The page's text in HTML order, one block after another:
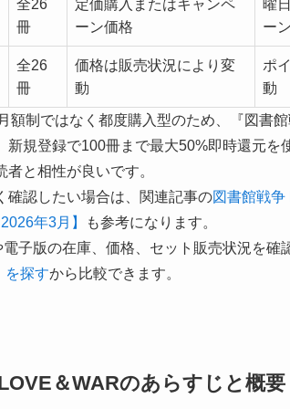
全26
冊
定価購入またはキャンペ
ーン価格
曜
ー
全26
冊
価格は販売状況により変
動
ポ
動
額制ではなく都度購入型のため、『図書
新規登録で100冊まで最大50%即時還元
者と相性が良いです。
確認したい場合は、関連記事の図書館戦
年3月】
も参考になります。
子版の在庫、価格、セット販売状況を確
を探すから比較できます。
＆WARのあらすじと概要